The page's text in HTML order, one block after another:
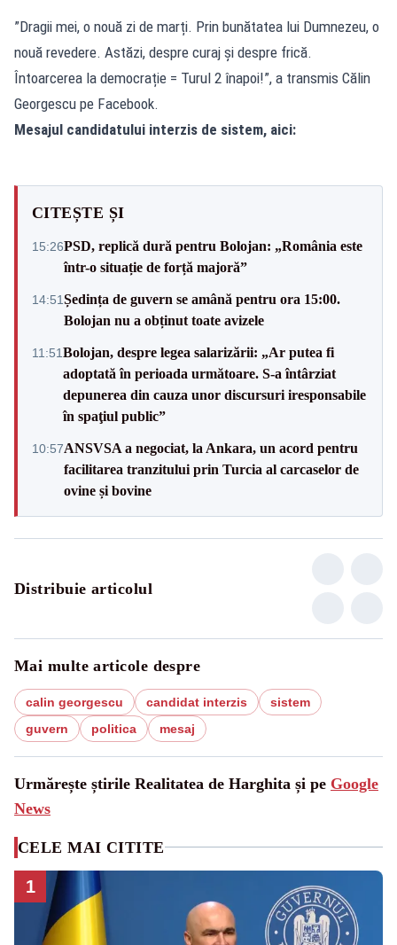
”Dragii mei, o nouă zi de marți. Prin bunătatea lui Dumnezeu, o
nouă revedere. Astăzi, despre curaj și despre frică.
Întoarcerea la democrație = Turul 2 înapoi!”, a transmis Călin
Georgescu pe Facebook.
Mesajul candidatului interzis de sistem, aici:
CITEȘTE ȘI
15:26PSD, replică dură pentru Bolojan: „România este
într-o situație de forță majoră”
14:51Ședința de guvern se amână pentru ora 15:00.
Bolojan nu a obținut toate avizele
11:51Bolojan, despre legea salarizării: „Ar putea fi
adoptată în perioada următoare. S-a întârziat
depunerea din cauza unor discursuri iresponsabile
în spaţiul public”
10:57ANSVSA a negociat, la Ankara, un acord pentru
facilitarea tranzitului prin Turcia al carcaselor de
ovine și bovine
Distribuie articolul
Mai multe articole despre
calin georgescu candidat interzis
sistem
guvern
politica mesaj
Urmărește știrile Realitatea de Harghita și pe Google
News
CELE MAI CITITE
1